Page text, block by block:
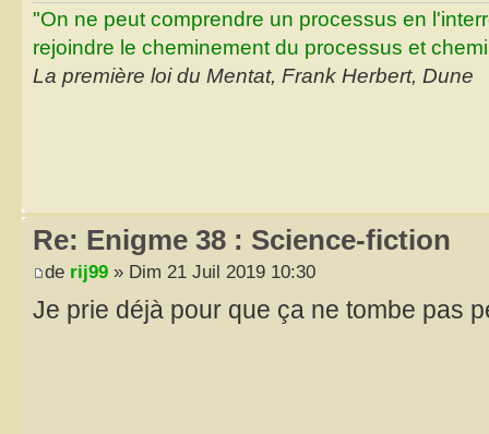
"On ne peut comprendre un processus en
rejoindre le cheminement du processus et
La première loi du Mentat, Frank Herbert, Dune
Re: Enigme 38 : Science-fiction
de rij99 » Dim 21 Juil 2019 10:30
Je prie déjà pour que ça ne tombe pas